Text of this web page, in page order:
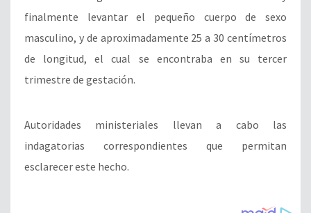
finalmente levantar el pequeño cuerpo de sexo
masculino, y de aproximadamente 25 a 30 centímetros
de longitud, el cual se encontraba en su tercer
trimestre de gestación.
Autoridades ministeriales llevan a cabo las
indagatorias correspondientes que permitan
esclarecer este hecho.